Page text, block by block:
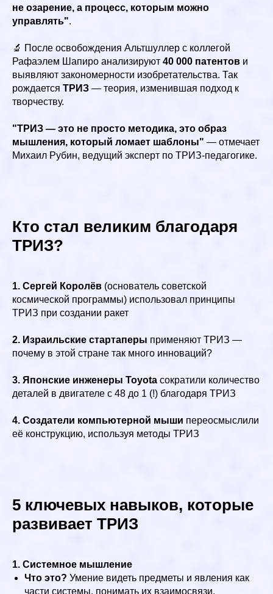
не озарение, а процесс, которым можно
управлять".
🔬 После освобождения Альтшуллер с коллегой
Рафаэлем Шапиро анализируют 40 000 патентов и
выявляют закономерности изобретательства. Так
рождается ТРИЗ — теория, изменившая подход к
творчеству.
"ТРИЗ — это не просто методика, это образ
мышления, который ломает шаблоны" — отмечает
Михаил Рубин, ведущий эксперт по ТРИЗ-педагогике.
Кто стал великим благодаря
ТРИЗ?
1. Сергей Королёв (основатель советской
космической программы) использовал принципы
ТРИЗ при создании ракет
2. Израильские стартаперы применяют ТРИЗ —
почему в этой стране так много инноваций?
3. Японские инженеры Toyota сократили количество
деталей в двигателе с 48 до 1 (!) благодаря ТРИЗ
4. Создатели компьютерной мыши переосмыслили
её конструкцию, используя методы ТРИЗ
5 ключевых навыков, которые
развивает ТРИЗ
1. Системное мышление
Что это? Умение видеть предметы и явления как
части системы, понимать их взаимосвязи.